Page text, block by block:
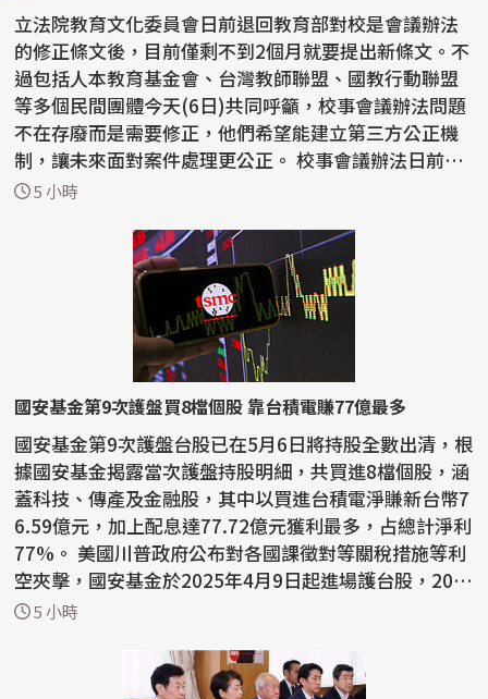
立法院教育文化委員會日前退回教育部對校是會議辦法
的修正條文後，目前僅剩不到2個月就要提出新條文。不
過包括人本教育基金會、台灣教師聯盟、國教行動聯盟
等多個民間團體今天(6日)共同呼籲，校事會議辦法問題
不在存廢而是需要修正，他們希望能建立第三方公正機
制，讓未來面對案件處理更公正。 校事會議辦法日前遭
到...5 小時
國安基金第9次護盤買8檔個股 靠台積電賺77億最多
國安基金第9次護盤台股已在5月6日將持股全數出清，根
據國安基金揭露當次護盤持股明細，共買進8檔個股，涵
蓋科技、傳產及金融股，其中以買進台積電淨賺新台幣7
6.59億元，加上配息達77.72億元獲利最多，占總計淨利
77%。 美國川普政府公布對各國課徵對等關稅措施等利
空夾擊，國安基金於2025年4月9日起進場護台股，202
6...5 小時